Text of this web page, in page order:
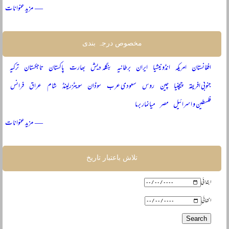
— مزید عنوانات
مخصوص درجہ بندی
افغانستان امریکہ انڈونیشیا ایران برطانیہ بنگلہ دیش بھارت پاکستان تاجکستان ترکیہ
جنوبی افریقہ چیچنیا چین روس سعودی عرب سوڈان سویٹزرلینڈ شام عراق فرانس
فلسطین و اسرائیل مصر میانمار برما
— مزید عنوانات
تلاش باعتبار تاریخ
ابتدائی
انتہائی